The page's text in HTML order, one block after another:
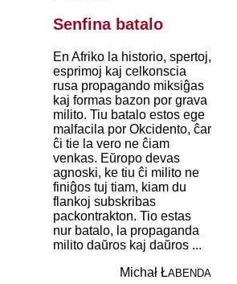
Senfina batalo
En Afriko la historio, spertoj,
esprimoj kaj celkonscia
rusa propagando miksiĝas
kaj formas bazon por grava
milito. Tiu batalo estos ege
malfacila por Okcidento, ĉar
ĉi tie la vero ne ĉiam
venkas. Eŭropo devas
agnoski, ke tiu ĉi milito ne
finiĝos tuj tiam, kiam du
flankoj subskribas
packontrakton. Tio estas
nur batalo, la propaganda
milito daŭros kaj daŭros ...
Michał ŁABENDA